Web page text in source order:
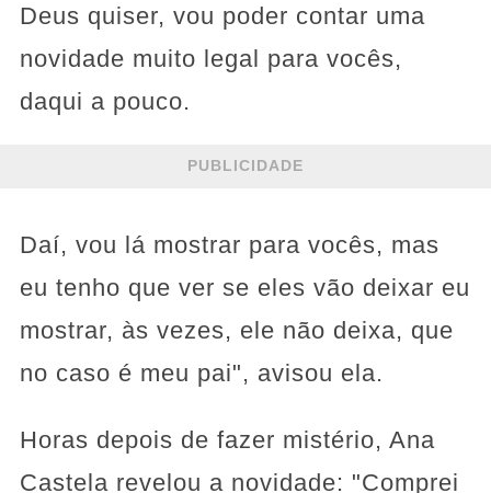
Deus quiser, vou poder contar uma
novidade muito legal para vocês,
daqui a pouco.
PUBLICIDADE
Daí, vou lá mostrar para vocês, mas
eu tenho que ver se eles vão deixar eu
mostrar, às vezes, ele não deixa, que
no caso é meu pai", avisou ela.
Horas depois de fazer mistério, Ana
Castela revelou a novidade: "Comprei